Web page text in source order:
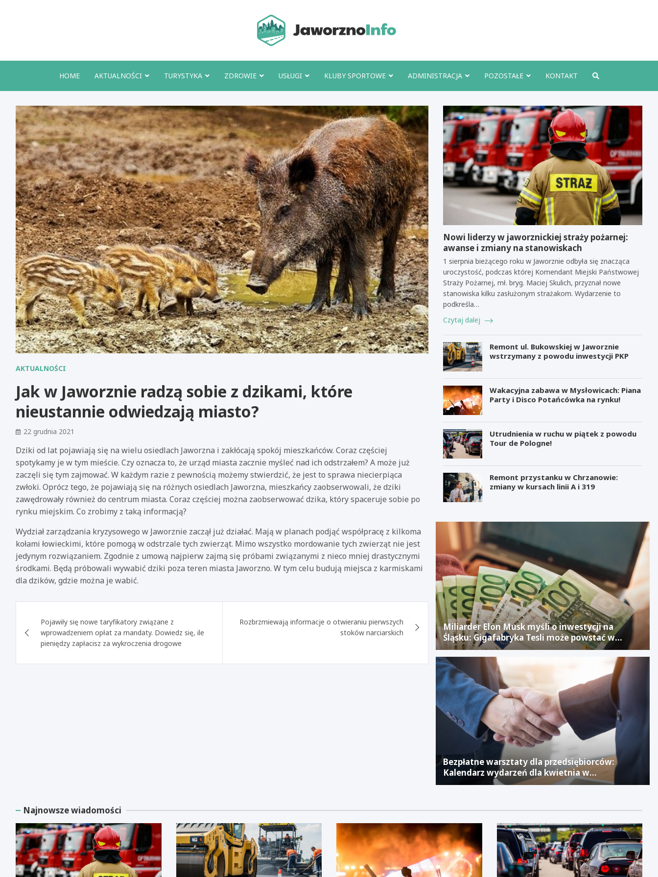
HOME AKTUALNOŚCI TURYSTYKA ZDROWIE USŁUGI KLUBY SPORTOWE ADMINISTRACJA POZOSTAŁE KONTAKT
AKTUALNOŚCI
Jak w Jaworznie radzą sobie z dzikami, które
nieustannie odwiedzają miasto?
22 grudnia 2021
Dziki od lat pojawiają się na wielu osiedlach Jaworzna i zakłócają spokój mieszkańców. Coraz częściej
spotykamy je w tym mieście. Czy oznacza to, że urząd miasta zacznie myśleć nad ich odstrzałem? A może już
zaczęli się tym zajmować. W każdym razie z pewnością możemy stwierdzić, że jest to sprawa niecierpiąca
zwłoki. Oprócz tego, że pojawiają się na różnych osiedlach Jaworzna, mieszkańcy zaobserwowali, że dziki
zawędrowały również do centrum miasta. Coraz częściej można zaobserwować dzika, który spaceruje sobie po
rynku miejskim. Co zrobimy z taką informacją?
Wydział zarządzania kryzysowego w Jaworznie zaczął już działać. Mają w planach podjąć współpracę z kilkoma
kołami łowieckimi, które pomogą w odstrzale tych zwierząt. Mimo wszystko mordowanie tych zwierząt nie jest
jedynym rozwiązaniem. Zgodnie z umową najpierw zajmą się próbami związanymi z nieco mniej drastycznymi
środkami. Będą próbowali wywabić dziki poza teren miasta Jaworzno. W tym celu budują miejsca z karmiskami
dla dzików, gdzie można je wabić.
wpisu
Pojawiły się nowe taryfikatory związane z
wprowadzeniem opłat za mandaty. Dowiedz się, ile
pieniędzy zapłacisz za wykroczenia drogowe
Rozbrzmiewają informacje o otwieraniu pierwszych
stoków narciarskich
Nowi liderzy w jaworznickiej straży pożarnej:
awanse i zmiany na stanowiskach
1 sierpnia bieżącego roku w Jaworznie odbyła się znacząca
uroczystość, podczas której Komendant Miejski Państwowej
Straży Pożarnej, mł. bryg. Maciej Skulich, przyznał nowe
stanowiska kilku zasłużonym strażakom. Wydarzenie to
podkreśla…
Czytaj dalej
Remont ul. Bukowskiej w Jaworznie
wstrzymany z powodu inwestycji PKP
Wakacyjna zabawa w Mysłowicach: Piana
Party i Disco Potańcówka na rynku!
Utrudnienia w ruchu w piątek z powodu
Tour de Pologne!
Remont przystanku w Chrzanowie:
zmiany w kursach linii A i 319
Miliarder Elon Musk myśli o inwestycji na
Śląsku: Gigafabryka Tesli może powstać w
mieście po upadłym projekcie Izerze
Bezpłatne warsztaty dla przedsiębiorców:
Kalendarz wydarzeń dla kwietnia w
Jaworznickim Laboratorium Biznesu
Najnowsze wiadomości